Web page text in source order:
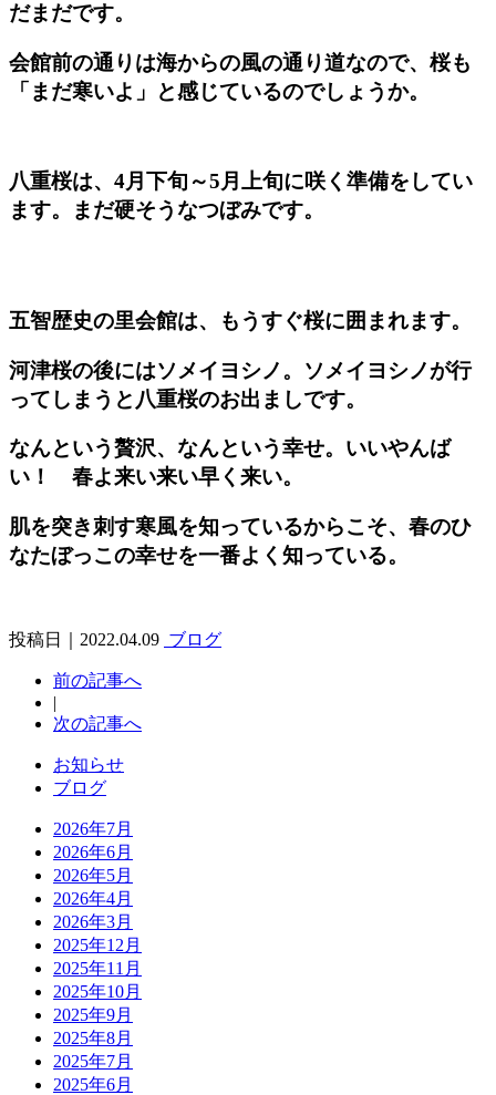
だまだです。
会館前の通りは海からの風の通り道なので、桜も
「まだ寒いよ」と感じているのでしょうか。
八重桜は、4月下旬～5月上旬に咲く準備をしてい
ます。まだ硬そうなつぼみです。
五智歴史の里会館は、もうすぐ桜に囲まれます。
河津桜の後にはソメイヨシノ。ソメイヨシノが行
ってしまうと八重桜のお出ましです。
なんという贅沢、なんという幸せ。いいやんば
い！ 春よ来い来い早く来い。
肌を突き刺す寒風を知っているからこそ、春のひ
なたぼっこの幸せを一番よく知っている。
投稿日｜2022.04.09 ブログ
前の記事へ
|
次の記事へ
お知らせ
ブログ
2026年7月
2026年6月
2026年5月
2026年4月
2026年3月
2025年12月
2025年11月
2025年10月
2025年9月
2025年8月
2025年7月
2025年6月